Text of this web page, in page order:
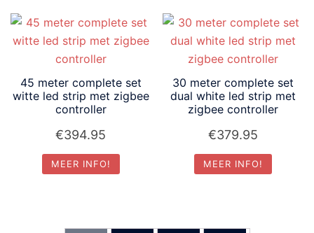
45 meter complete set
witte led strip met zigbee
controller
€394.95
MEER INFO!
30 meter complete set
dual white led strip met
zigbee controller
€379.95
MEER INFO!